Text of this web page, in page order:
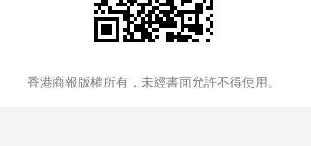
香港商報版權所有，未經書面允許不得使用。